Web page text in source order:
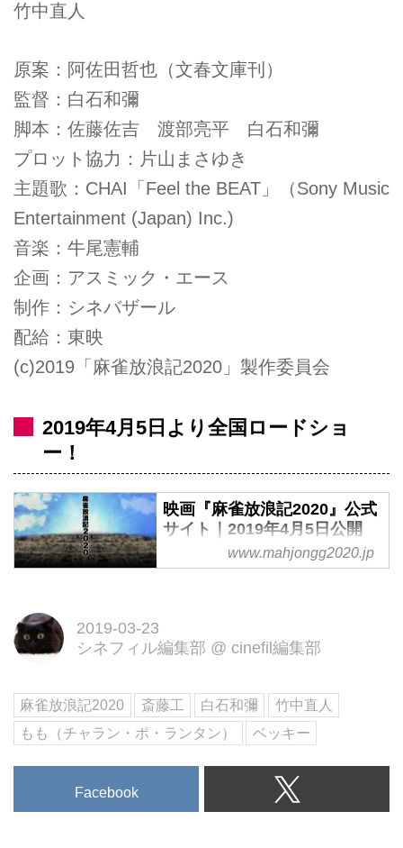
竹中直人
原案：阿佐田哲也（文春文庫刊）
監督：白石和彌
脚本：佐藤佐吉 渡部亮平 白石和彌
プロット協力：片山まさゆき
主題歌：CHAI「Feel the BEAT」（Sony Music
Entertainment (Japan) Inc.)
音楽：牛尾憲輔
企画：アスミック・エース
制作：シネバザール
配給：東映
(c)2019「麻雀放浪記2020」製作委員会
2019年4月5日より全国ロードショ
ー！
映画『麻雀放浪記2020』公式
サイト｜2019年4月5日公開
映画『麻雀放浪記2020』公式サ
www.mahjongg2020.jp
2019-03-23
シネフィル編集部 @ cinefil編集部
麻雀放浪記2020 斎藤工 白石和彌
竹中直人
もも（チャラン・ポ・ランタン）
ベッキー
Facebook